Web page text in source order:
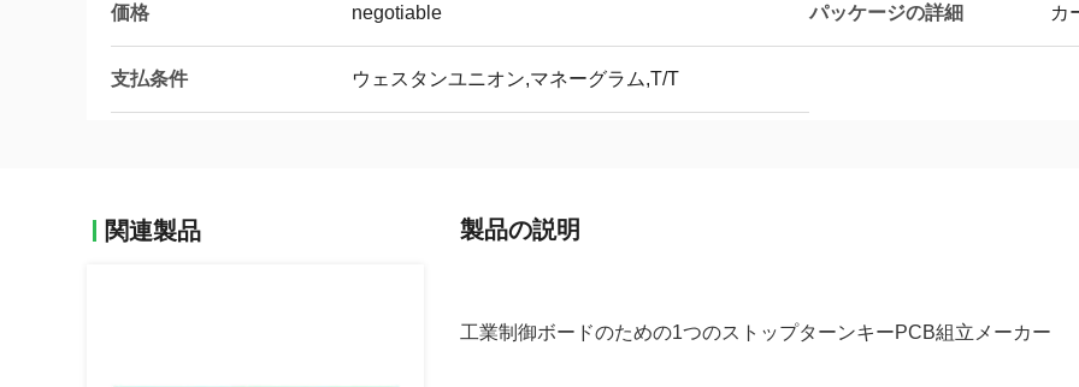
価格 negotiable パッケージの詳細 カ
支払条件 ウェスタンユニオン,マネーグラム,T/T
関連製品 製品の説明
工業制御ボードのための1つのストップターンキーPCB組立メーカー